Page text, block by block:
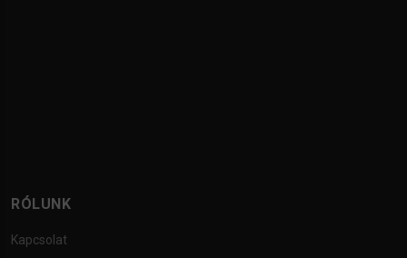
RÓLUNK
Kapcsolat